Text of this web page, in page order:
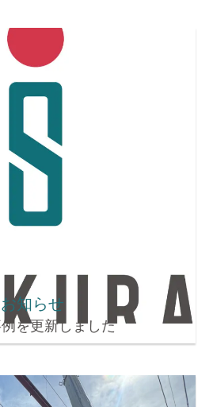
お知らせ
を更新しました